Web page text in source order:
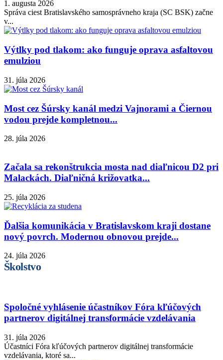
1. augusta 2026
Správa ciest Bratislavského samosprávneho kraja (SC BSK) začne
v...
Výtlky pod tlakom: ako funguje oprava asfaltovou
emulziou
31. júla 2026
Most cez Šúrsky kanál medzi Vajnorami a Čiernou
vodou prejde kompletnou...
28. júla 2026
Začala sa rekonštrukcia mosta nad diaľnicou D2 pri
Malackách. Diaľničná križovatka...
25. júla 2026
Ďalšia komunikácia v Bratislavskom kraji dostane
nový povrch. Modernou obnovou prejde...
24. júla 2026
Školstvo
Spoločné vyhlásenie účastníkov Fóra kľúčových
partnerov digitálnej transformácie vzdelávania
31. júla 2026
Účastníci Fóra kľúčových partnerov digitálnej transformácie
vzdelávania, ktoré sa...